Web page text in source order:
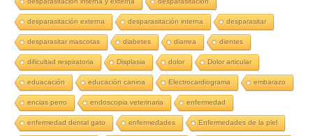
desparasitación externa desparasitación interna desparasitar
desparasitar mascotas diabetes diarrea dientes
dificultad respiratoria Displasia dolor Dolor articular
eduacación educación canina Electrocardiograma embarazo
encias perro endoscopia veterinaria enfermedad
enfermedad dental gato enfermedades Enfermedades de la piel